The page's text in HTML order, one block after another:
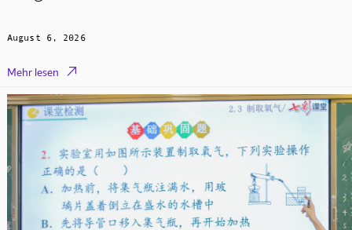
August 6, 2026
Mehr lesen 